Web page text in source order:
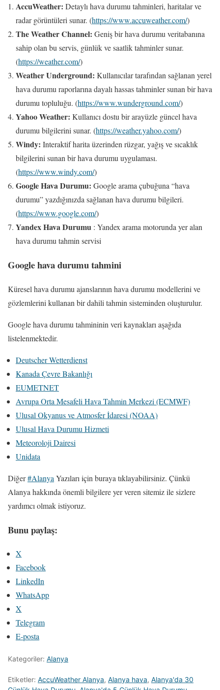
AccuWeather: Detaylı hava durumu tahminleri, haritalar ve
radar görüntüleri sunar. (https://www.accuweather.com/)
The Weather Channel: Geniş bir hava durumu veritabanına
sahip olan bu servis, günlük ve saatlik tahminler sunar.
(https://weather.com/)
Weather Underground: Kullanıcılar tarafından sağlanan yerel
hava durumu raporlarına dayalı hassas tahminler sunan bir hava
durumu topluluğu. (https://www.wunderground.com/)
Yahoo Weather: Kullanıcı dostu bir arayüzle güncel hava
durumu bilgilerini sunar. (https://weather.yahoo.com/)
Windy: Interaktif harita üzerinden rüzgar, yağış ve sıcaklık
bilgilerini sunan bir hava durumu uygulaması.
(https://www.windy.com/)
Google Hava Durumu: Google arama çubuğuna “hava
durumu” yazdığınızda sağlanan hava durumu bilgileri.
(https://www.google.com/)
Yandex Hava Durumu : Yandex arama motorunda yer alan
hava durumu tahmin servisi
Google hava durumu tahmini
Küresel hava durumu ajanslarının hava durumu modellerini ve
gözlemlerini kullanan bir dahili tahmin sisteminden oluşturulur.
Google hava durumu tahmininin veri kaynakları aşağıda
listelenmektedir.
Deutscher Wetterdienst
Kanada Çevre Bakanlığı
EUMETNET
Avrupa Orta Mesafeli Hava Tahmin Merkezi (ECMWF)
Ulusal Okyanus ve Atmosfer İdaresi (NOAA)
Ulusal Hava Durumu Hizmeti
Meteoroloji Dairesi
Unidata
Diğer#Alanya Yazıları için buraya tıklayabilirsiniz. Çünkü
Alanya hakkında önemli bilgilere yer veren sitemiz ile sizlere
yardımcı olmak istiyoruz.
Bunu paylaş:
X
Facebook
LinkedIn
WhatsApp
X
Telegram
E-posta
Kategoriler: Alanya
Etiketler: AccuWeather Alanya, Alanya hava, Alanya'da 30